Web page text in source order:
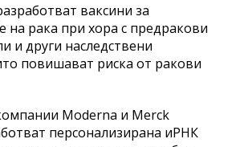
ваксини за
на рака при хора с предракови
и други наследствени
повишават риска от ракови
Moderna и Merck
персонализирана иРНК